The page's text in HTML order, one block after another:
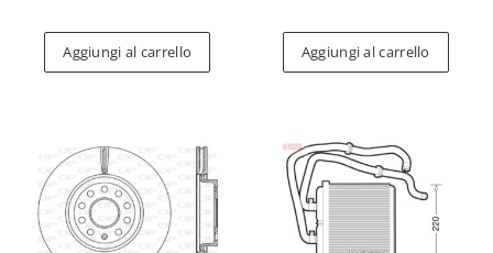
Aggiungi al carrello Aggiungi al carrello